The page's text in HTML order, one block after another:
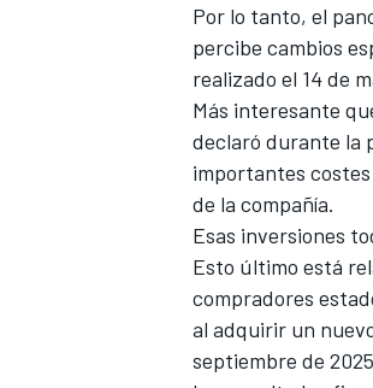
Por lo tanto, el
percibe cambios
realizado el 14 de
Más interesante
declaró durante la
importantes
de la compañía.
Esas inversiones
Esto último está
compradores
al adquirir un
septiembre de